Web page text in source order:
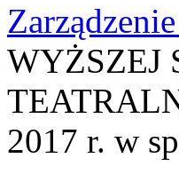
WYŻSZEJ
2017 r. w